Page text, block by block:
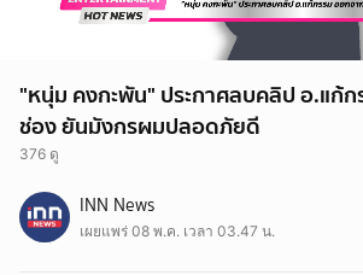
"หนุ่ม คงกะพัน" ประกาศลบคลิป อ.แก้
ช่อง ยันมังกรผมปลอดภัยดี
376 ดู
นักแสดงหนุ่ม "หนุ่ม คงกะพัน" ประกาศลบคลิป อ.แ
จนกว่าจะพิสูจน์ข้อเท็จจริงได้ ขอโทษผู้เสียหาย ยั
ต่อมาทางด้าน "หนุ่ม คงกะพัน" ก็ออกมาโพสต์ลงไ
INN News
เผยแพร่ 08 พ.ค. เวลา 03.47 น.